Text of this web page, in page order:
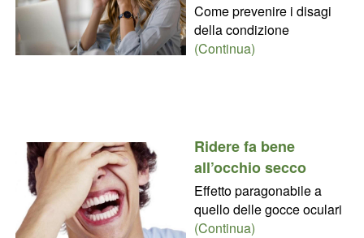
Come prevenire i disagi
della condizione
(Continua)
Ridere fa bene
all’occhio secco
Effetto paragonabile a
quello delle gocce oculari
(Continua)